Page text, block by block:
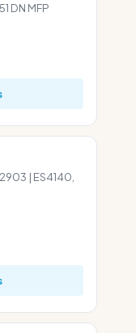
DN MFP
| ES4140,